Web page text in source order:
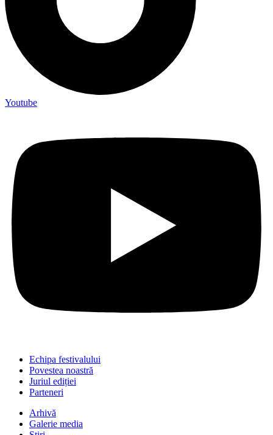
Youtube
Echipa festivalului
Povestea noastră
Juriul ediției
Parteneri
Arhivă
Galerie media